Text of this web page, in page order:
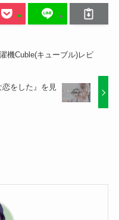
機Cuble(キューブル)レビ
をした』を見